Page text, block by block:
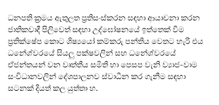
ධනපති ක්‍රමය ඇතුලත ප්‍රතිසංස්කරන සඳහා ආයාචනා කරන
ජාතිකවාදී පිලිවෙත් සඳහා උද්ඝෝෂනයේ ඉත්තෙක් වීම
ප්‍රතික්ෂේප කොට ශිෂ්‍යයෝ කම්කරු පන්තිය වෙතට හැරි එය
ධනේශ්වරයේ සියලු පක්ෂවලින් සහ ධනේශ්වරයේ
ඒජන්තයන් වන වෘත්තීය සමිති හා පෙසප වැනි ව්‍යාජ-වාම
සංවිධානවලින් දේශපාලනව ස්වාධීන කර ගැනීම සඳහා
සටනක් දියත් කල යුත්තා හ.